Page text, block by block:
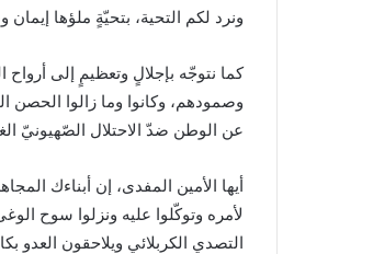
ونرد لكم التحية، بتحيّةٍ ملؤها
كما نتوجّه بإجلالٍ وتعظيمٍ إلى أرواح
وصمودهم، وكانوا وما زالوا الحصن
عن الوطن ضدّ الاحتلال الصّهيونيّ
أيها الأمين المفدى، إن أبناءك
لأمره وتوكّلوا عليه ونزلوا سوح
التصدي الكربلائي ويلاحقون العدو